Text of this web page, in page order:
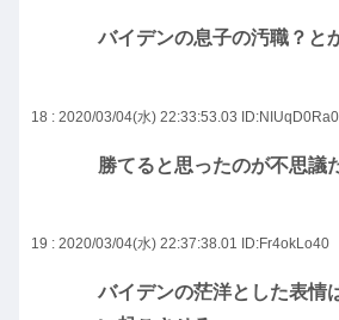
バイデンの息子の汚職？と
18 : 2020/03/04(水) 22:33:53.03 ID:NIUqD0Ra0
勝てると思ったのが不思議
19 : 2020/03/04(水) 22:37:38.01 ID:Fr4okLo40
バイデンの茫洋とした表情